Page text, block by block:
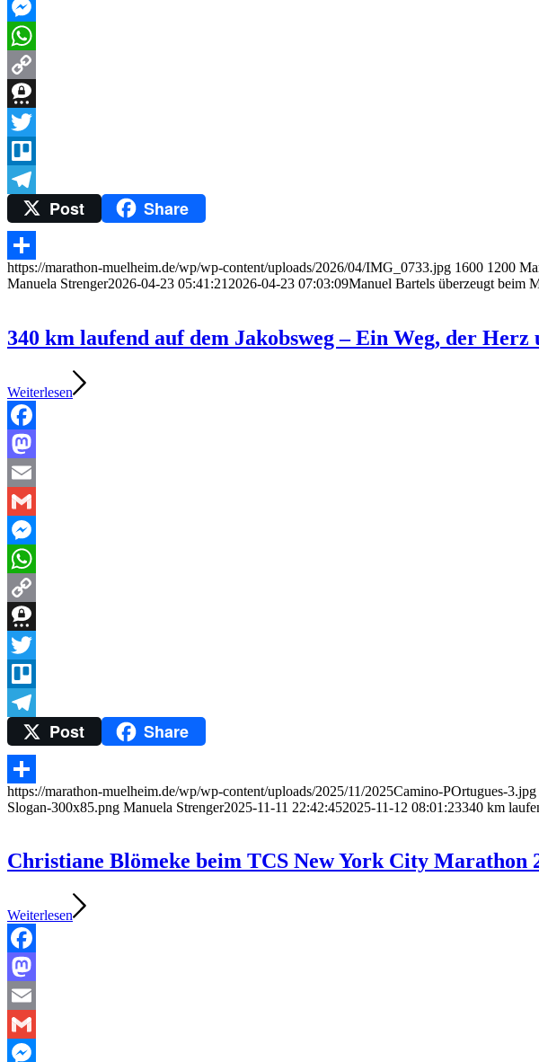
Gmail
Messenger
WhatsApp
Copy
Link
Threema
Twitter
Trello
TelegramPost Share
Teilen
https://marathon-muelheim.de/wp/wp-content/uploads/2026/04/IMG_0733.jpg 1600 1200
Manuela Strenger2026-04-23 05:41:21 2026-04-23 07:03:09Manuel Bartels überzeugt beim
340 km laufend auf dem Jakobsweg – Ein Weg, der
Weiterlesen
Facebook
Mastodon
Email
Gmail
Messenger
WhatsApp
Copy
Link
Threema
Twitter
Trello
TelegramPost Share
Teilen
https://marathon-muelheim.de/wp/wp-content/uploads/2025/11/2025Camino-POrtugues-3.jpg
Slogan-300x85.png Manuela Strenger2025-11-11 22:42:452025-11-12 08:01:23340 km
Christiane Blömeke beim TCS New York City Marathon
Weiterlesen
Facebook
Mastodon
Email
Gmail